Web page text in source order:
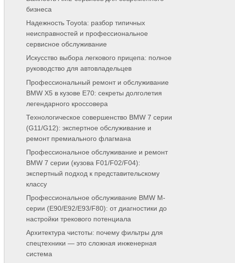
бизнеса
Надежность Toyota: разбор типичных
неисправностей и профессиональное
сервисное обслуживание
Искусство выбора легкового прицепа: полное
руководство для автовладельцев
Профессиональный ремонт и обслуживание
BMW X5 в кузове E70: секреты долголетия
легендарного кроссовера
Технологическое совершенство BMW 7 серии
(G11/G12): экспертное обслуживание и
ремонт премиального флагмана
Профессиональное обслуживание и ремонт
BMW 7 серии (кузова F01/F02/F04):
экспертный подход к представительскому
классу
Профессиональное обслуживание BMW M-
серии (E90/E92/E93/F80): от диагностики до
настройки трекового потенциала
Архитектура чистоты: почему фильтры для
спецтехники — это сложная инженерная
система